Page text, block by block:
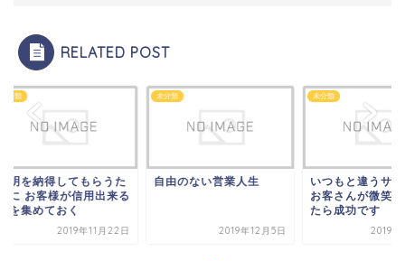
RELATED POST
を納得してもらうた
お客様が信用出来る
集めておく
2019年11月22日
未分類
自由のない営業人生
2019年12月5日
未分類
いつもと違うサービ
お客さんが微笑んで
たら成功です
2019年11